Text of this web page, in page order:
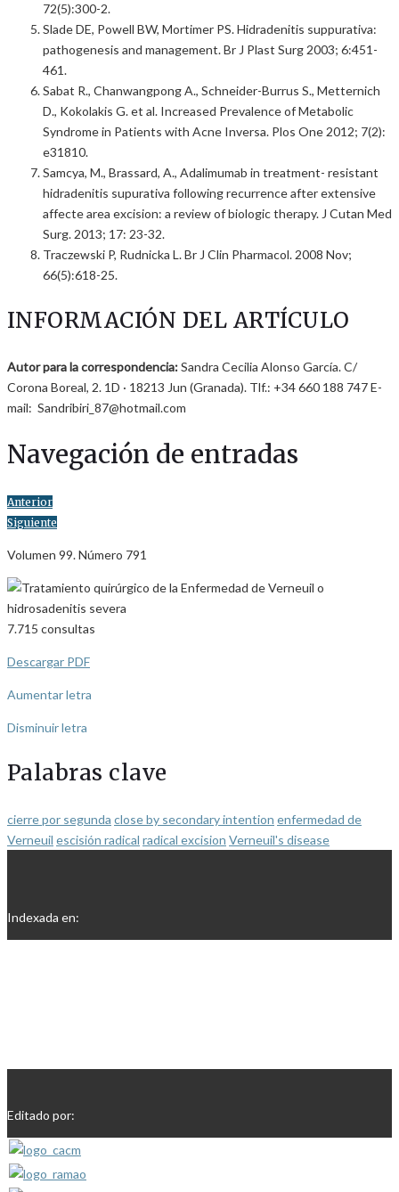
72(5):300-2.
Slade DE, Powell BW, Mortimer PS. Hidradenitis suppurativa:
pathogenesis and management. Br J Plast Surg 2003; 6:451-
461.
Sabat R., Chanwangpong A., Schneider-Burrus S., Metternich
D., Kokolakis G. et al. Increased Prevalence of Metabolic
Syndrome in Patients with Acne Inversa. Plos One 2012; 7(2):
e31810.
Samcya, M., Brassard, A., Adalimumab in treatment- resistant
hidradenitis supurativa following recurrence after extensive
affecte area excision: a review of biologic therapy. J Cutan Med
Surg. 2013; 17: 23-32.
Traczewski P, Rudnicka L. Br J Clin Pharmacol. 2008 Nov;
66(5):618-25.
INFORMACIÓN DEL ARTÍCULO
Autor para la correspondencia:Sandra Cecilia Alonso García. C/
Corona Boreal, 2. 1D · 18213 Jun (Granada). Tlf.: +34 660 188 747 E-
mail: Sandribiri_87@hotmail.com
Navegación de entradas
Anterior
Siguiente
Volumen 99. Número 791
7.715 consultas
Descargar PDF
Aumentar letra
Disminuir letra
Palabras clave
cierre por segunda close by secondary intention enfermedad de
Verneuil escisión radical radical excision Verneuil's disease
Indexada en:
Editado por: